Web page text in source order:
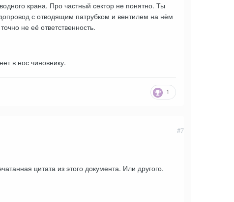
крана. Про частный сектор не понятно. Ты
с отводящим патрубком и вентилем на нём
не её ответственность.
в нос чиновнику.
1
#7
цитата из этого документа. Или другого.